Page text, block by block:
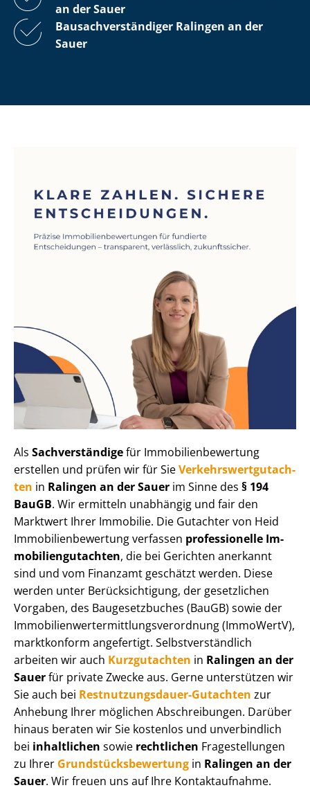
an der Sauer
Bau­sach­ver­stän­di­ger Ralingen an der
Sauer
Als Sachverständigefür Im­mo­bi­li­en­be­wer­tung
erstellen und prüfen wir für SieVer­kehrs­wert­gut­ach­
ten in Ralingen an der Sauer im Sinne des § 194
BauGB. Wir ermitteln unabhängig und fair den
Marktwert Ihrer Immobilie. Die Gutachter von Heid
Im­mo­bi­li­en­be­wer­tung verfassen professionelle Im­
mo­bi­li­en­gut­ach­ten, die bei Gerichten anerkannt
sind und vom Finanzamt geschätzt werden. Diese
werden unter Be­rück­sich­ti­gung, der gesetzlichen
Vorgaben, des Baugesetzbuches (BauGB) sowie der
Im­mo­bi­li­en­wert­ermitt­lungs­ver­ord­nung (ImmoWertV),
marktkonform angefertigt. Selbst­ver­ständ­lich
arbeiten wir auch Kurzgutachten in Ralingen an der
Sauerfür private Zwecke aus. Gerne unterstützen wir
Sie auch bei Rest­nut­zungs­dau­er-Gutachten zur
Anhebung Ihrer möglichen Abschreibungen. Darüber
hinaus beraten wir Sie kostenlos und unverbindlich
bei inhaltlichen sowie rechtlichen Fragestellungen
zu Ihrer Grund­stücks­be­wer­tung in Ralingen an der
Sauer. Wir freuen uns auf Ihre Kontaktaufnahme.